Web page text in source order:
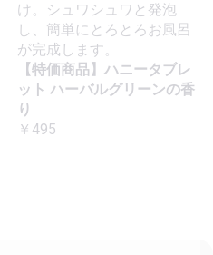
け。シュワシュワと発泡
し、簡単にとろとろお風呂
が完成します。
【特価商品】ハニータブレ
ット ハーバルグリーンの香
り
￥495